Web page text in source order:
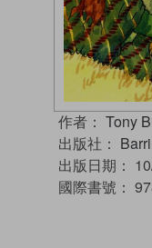
作者： Tony
出版社：
出版日期：
國際書號：